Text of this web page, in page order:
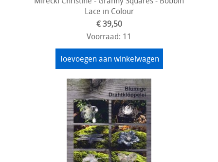
Lace in Colour
€ 39,50
Voorraad: 11
Toevoegen aan winkelwagen